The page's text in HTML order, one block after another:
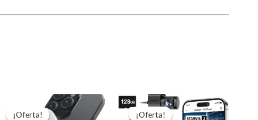
¡Oferta!
¡Oferta!
El
precio
precio
¡Oferta!
¡Oferta!
El
precio
El
precio